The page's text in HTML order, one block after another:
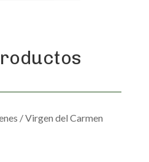
/ Virgen del Carmen